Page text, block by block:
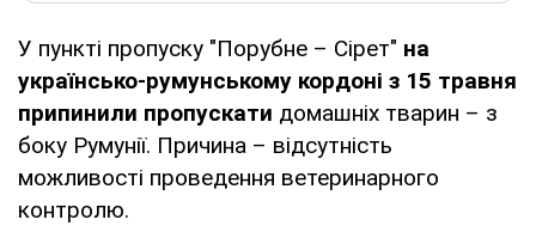
У пункті пропуску "Порубне – Сірет" на
українсько-румунському кордоні з 15 травня
припинили пропускати домашніх тварин – з
боку Румунії. Причина – відсутність
можливості проведення ветеринарного
контролю.